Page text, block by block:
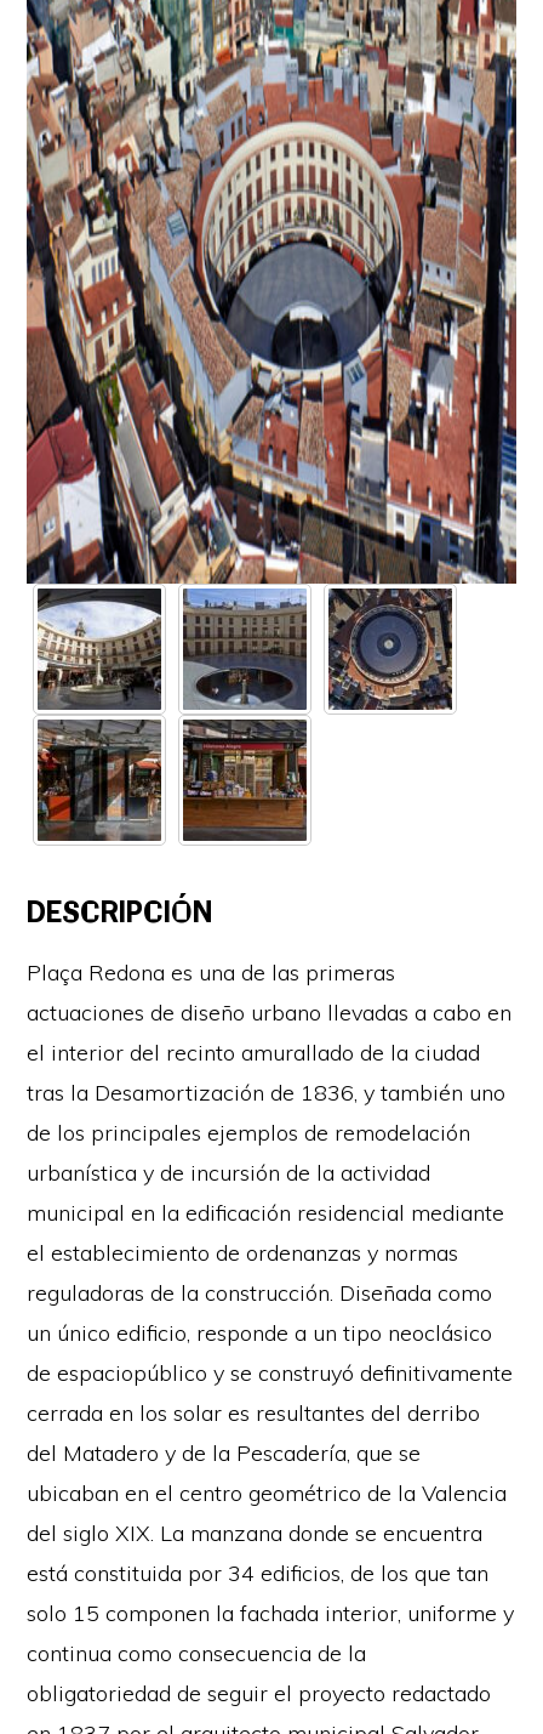
DESCRIPCIÓN
Plaça Redona es una de las primeras
actuaciones de diseño urbano llevadas a cabo en
el interior del recinto amurallado de la ciudad
tras la Desamortización de 1836, y también uno
de los principales ejemplos de remodelación
urbanística y de incursión de la actividad
municipal en la edificación residencial mediante
el establecimiento de ordenanzas y normas
reguladoras de la construcción. Diseñada como
un único edificio, responde a un tipo neoclásico
de espaciopúblico y se construyó definitivamente
cerrada en los solar es resultantes del derribo
del Matadero y de la Pescadería, que se
ubicaban en el centro geométrico de la Valencia
del siglo XIX. La manzana donde se encuentra
está constituida por 34 edificios, de los que tan
solo 15 componen la fachada interior, uniforme y
continua como consecuencia de la
obligatoriedad de seguir el proyecto redactado